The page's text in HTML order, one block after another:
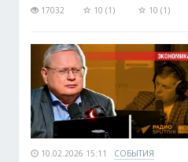
17032
10 (1) 10 (1)
10.02.2026 15:11 СОБЫТИЯ